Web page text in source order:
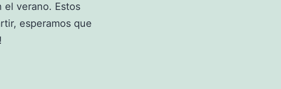
el verano. Estos
esperamos que